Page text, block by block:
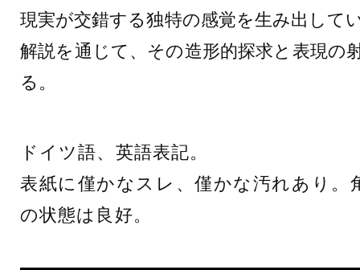
現実が交錯する独特の感覚を生み出して
解説を通じて、その造形的探求と表現の
る。
ドイツ語、英語表記。
表紙に僅かなスレ、僅かな汚れあり。
の状態は良好。